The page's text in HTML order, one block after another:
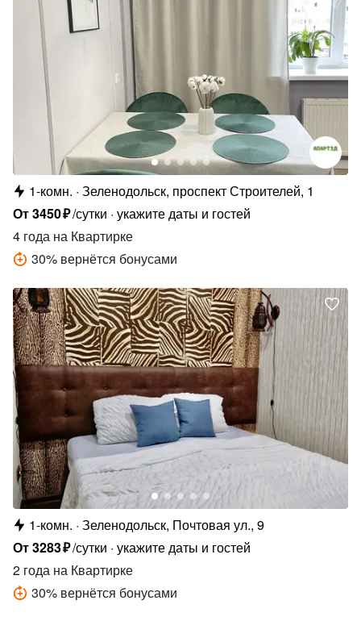
1-комн. Зеленодольск, проспект Строителей, 1
От3450₽/сутки укажите даты и гостей
4 года на Квартирке
30% вернётся бонусами
1-комн. Зеленодольск, Почтовая ул., 9
От3283₽/сутки укажите даты и гостей
2 года на Квартирке
30% вернётся бонусами